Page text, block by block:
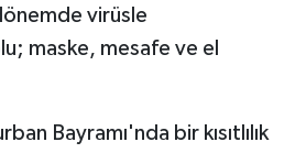
virüsle
maske, mesafe ve el
Bayramı'nda bir kısıtlılık